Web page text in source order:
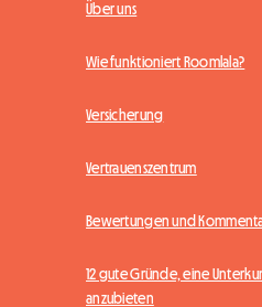
Über uns
Wie funktioniert Roomlala?
Versicherung
Vertrauenszentrum
Bewertungen und
12 gute Gründe, eine
anzubieten